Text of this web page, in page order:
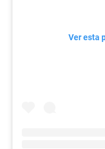
Ver esta